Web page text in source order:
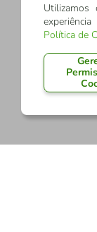
Utilizamos
Política de